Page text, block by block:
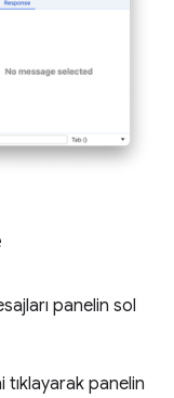
panelin sol
tıklayarak panelin